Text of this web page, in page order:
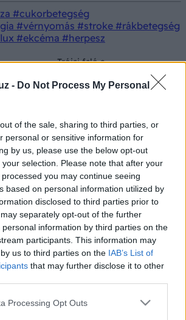
- Do Not Process My Personal
of the sale, sharing to third parties, or
personal or sensitive information for
by us, please use the below opt-out
selection. Please note that after your
you may continue seeing
based on personal information utilized by
disclosed to third parties prior to
separately opt-out of the further
information by third parties on the
participants. This information may
us to third parties on the IAB’s List of
that may further disclose it to other
website/app uses one or more Google
Processing Opt Outs
#cukorbetegség
#vérnyomás #stroke #rákbetegség
#ekcéma #herpesz
Trójai faló a
bélrendszerben: ez a vírus
segíthet időben felismerni
bélrendszerben: ez a
időben felismerni a